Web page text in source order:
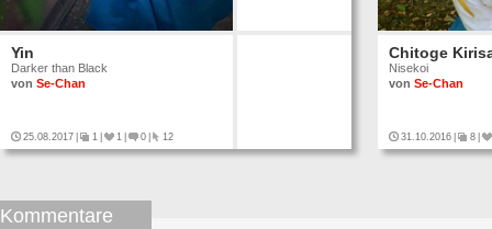
Yin
Darker than Black
von Se-Chan
25.08.2017 1 1 0 12
Chitoge
Nisekoi
von Se-Chan
31.10.2016 8
Kommentare